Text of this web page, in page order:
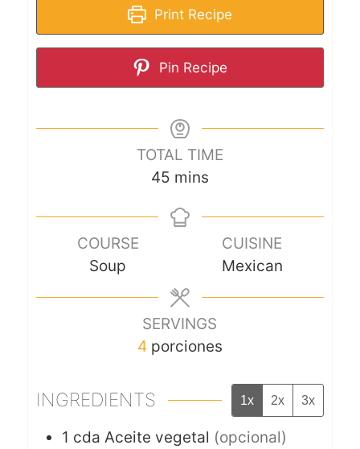
Print Recipe
Pin Recipe
TOTAL TIME
45 mins
COURSE
Soup
CUISINE
Mexican
SERVINGS
4 porciones
INGREDIENTS 1x 2x 3x
1 cda Aceite vegetal (opcional)